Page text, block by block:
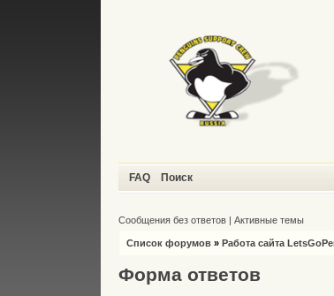
FAQ Поиск
Сообщения без ответов |Активные темы
Список форумов »Работа сайта
Форма ответов